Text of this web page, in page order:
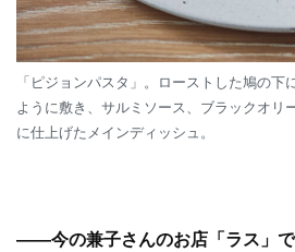
「ピジョンパスタ」。ローストした鳩の下
ように敷き、サルミソース、ブラックオリ
に仕上げたメインディッシュ。
——今の兼子さんのお店「ラス」